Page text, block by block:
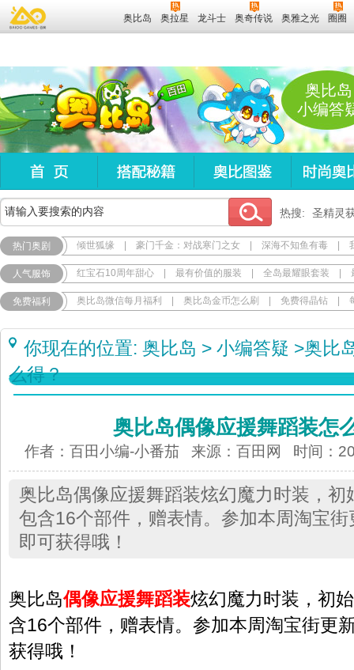
奥比岛 奥拉星 龙斗士 奥奇传说 奥雅之光 圈圈
奥比岛
小编答
热搜: 圣精灵
热门奥剧 倾世狐缘 豪门千金：对战寒门之女 深海不知鱼有毒
人气服饰 红宝石10周年甜心 最有价值的服装 全岛最耀眼套装
免费福利 奥比岛微信每月福利 奥比岛金币怎么刷 免费得晶钻
你现在的位置: 奥比岛 > 小编答疑 >奥比
么得？
奥比岛偶像应援舞蹈装怎
作者：百田小编-小番茄 来源： 百田网 时间：
奥比岛偶像应援舞蹈装炫幻魔力时装，初
包含16个部件，赠表情。参加本周淘宝
即可获得哦！
奥比岛偶像应援舞蹈装炫幻魔力时装，初
含16个部件，赠表情。参加本周淘宝街更
获得哦！